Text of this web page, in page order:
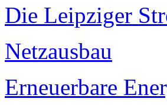
Die Leipziger
Netzausbau
Erneuerbare